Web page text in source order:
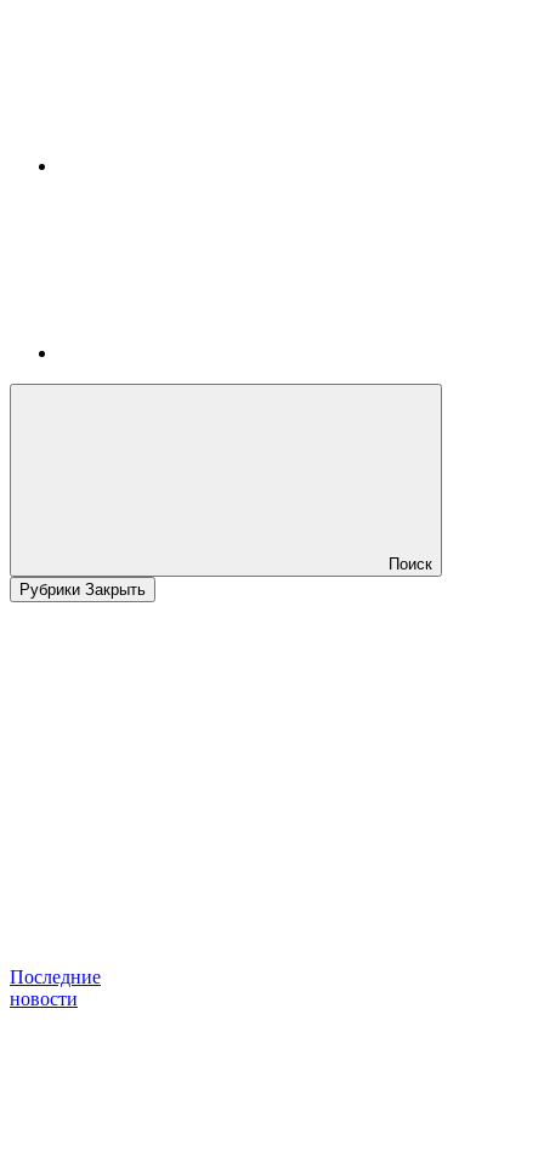
Поиск
Рубрики Закрыть
Последние
новости